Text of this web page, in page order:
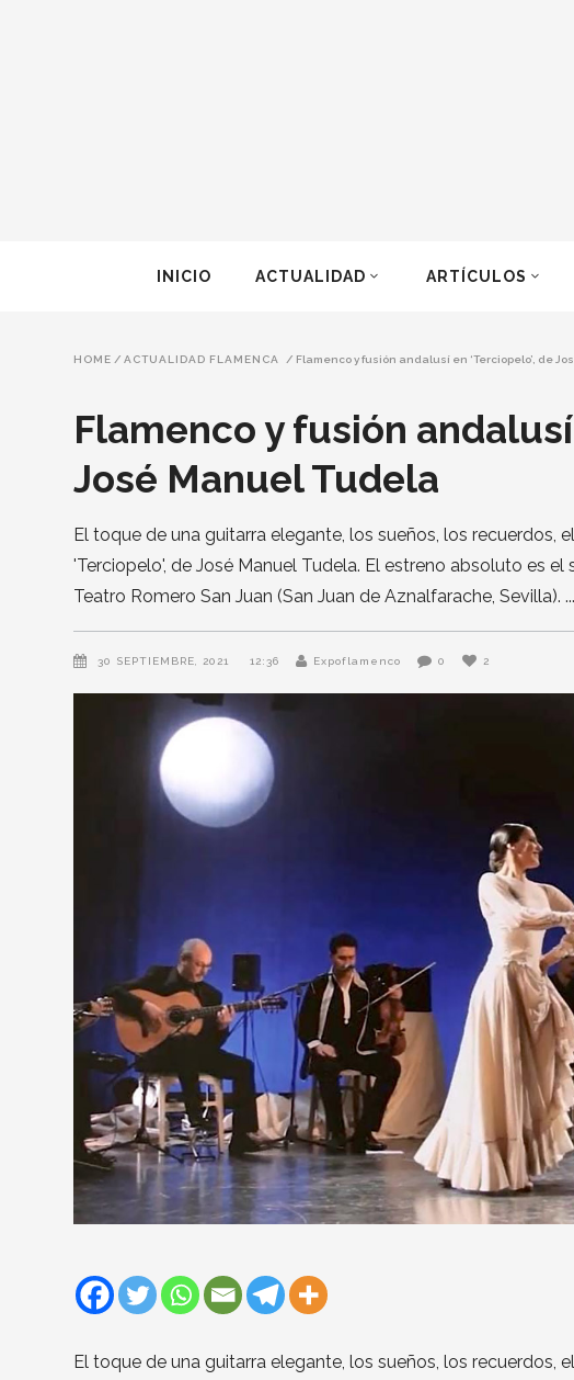
INICIO ACTUALIDAD ARTÍCULOS
HOME / ACTUALIDAD FLAMENCA / Flamenco y fusión andalusí en ‘Terciopelo’, de
Flamenco y fusión andalusí
José Manuel Tudela
El toque de una guitarra elegante, los sueños, los
'Terciopelo', de José Manuel Tudela. El estreno absoluto es
Teatro Romero San Juan (San Juan de Aznalfarache, Sevilla).
30 SEPTIEMBRE, 2021 12:36 Expoflamenco 0 2
El toque de una guitarra elegante, los sueños, los